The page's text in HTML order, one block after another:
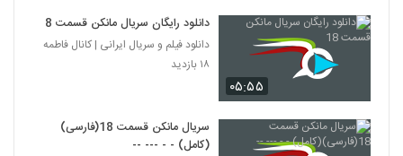
۰۵:۵۵
دانلود رایگان سریال مانکن قسمت 18
دانلود فیلم و سریال ایرانی | کانال فاطمه
۱۸ بازدید
سریال مانکن قسمت 18(فارسی)
(کامل) - - --- --